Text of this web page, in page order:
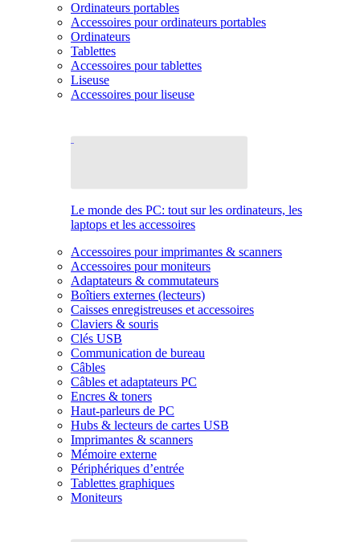
Ordinateurs portables
Accessoires pour ordinateurs portables
Ordinateurs
Tablettes
Accessoires pour tablettes
Liseuse
Accessoires pour liseuse
Le monde des PC: tout sur les ordinateurs, les
laptops et les accessoires
Accessoires pour imprimantes & scanners
Accessoires pour moniteurs
Adaptateurs & commutateurs
Boîtiers externes (lecteurs)
Caisses enregistreuses et accessoires
Claviers & souris
Clés USB
Communication de bureau
Câbles
Câbles et adaptateurs PC
Encres & toners
Haut-parleurs de PC
Hubs & lecteurs de cartes USB
Imprimantes & scanners
Mémoire externe
Périphériques d’entrée
Tablettes graphiques
Moniteurs